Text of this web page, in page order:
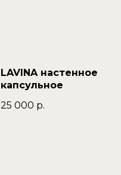
LAVINA настенное
капсульное
25 000 р.